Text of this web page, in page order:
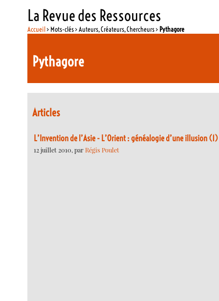
La Revue des Ressources
Accueil> Mots-clés > Auteurs, Créateurs, Chercheurs > Pythagore
Pythagore
Articles
L’Invention de l’Asie - L’Orient : généalogie d’une illusion (1)
12 juillet 2010, parRégis Poulet